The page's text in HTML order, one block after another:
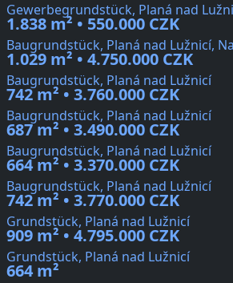
Gewerbegrundstück, Planá nad
1.838 m² • 550.000 CZK
Baugrundstück, Planá nad Lužnicí,
1.029 m² • 4.750.000 CZK
Baugrundstück, Planá nad Lužnicí
742 m² • 3.760.000 CZK
Baugrundstück, Planá nad Lužnicí
687 m² • 3.490.000 CZK
Baugrundstück, Planá nad Lužnicí
664 m² • 3.370.000 CZK
Baugrundstück, Planá nad Lužnicí
742 m² • 3.770.000 CZK
Grundstück, Planá nad Lužnicí
909 m² • 4.795.000 CZK
Grundstück, Planá nad Lužnicí
664 m²